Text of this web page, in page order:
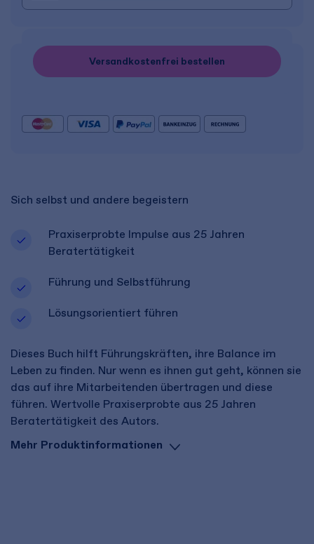
Sich selbst und andere begeistern
Praxiserprobte Impulse aus 25 Jahren
Beratertätigkeit
Führung und Selbstführung
Lösungsorientiert führen
Dieses Buch hilft Führungskräften, ihre Balance im
Leben zu finden. Nur wenn es ihnen gut geht, können sie
das auf ihre Mitarbeitenden übertragen und diese
führen. Wertvolle Praxiserprobte aus 25 Jahren
Beratertätigkeit des Autors.
Mehr Produktinformationen
Versandkostenfrei bestellen